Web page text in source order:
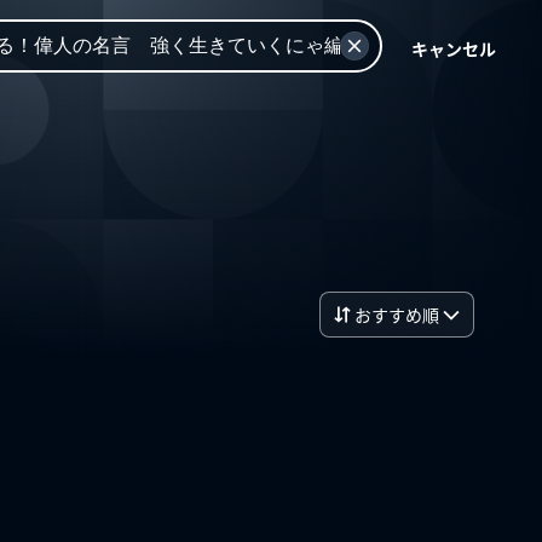
キャンセル
おすすめ順